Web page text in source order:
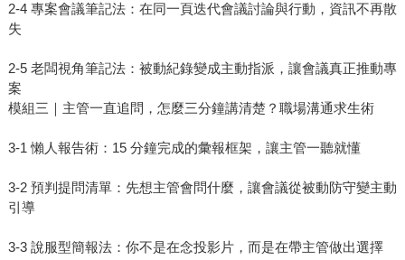
2-4 專案會議筆記法：在同一頁迭代會議討論與行動，資訊不再散
失
2-5 老闆視角筆記法：被動紀錄變成主動指派，讓會議真正推動專
案
模組三｜主管一直追問，怎麼三分鐘講清楚？職場溝通求生術
3-1 懶人報告術：15 分鐘完成的彙報框架，讓主管一聽就懂
3-2 預判提問清單：先想主管會問什麼，讓會議從被動防守變主動
引導
3-3 說服型簡報法：你不是在念投影片，而是在帶主管做出選擇